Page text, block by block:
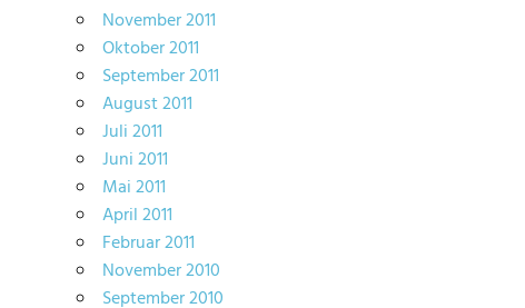
November 2011
Oktober 2011
September 2011
August 2011
Juli 2011
Juni 2011
Mai 2011
April 2011
Februar 2011
November 2010
September 2010